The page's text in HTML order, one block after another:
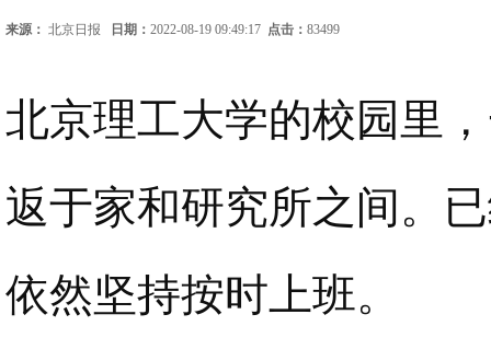
来源： 北京日报 日期： 2022-08-19 09:49:17 点击： 83499
北京理工大学的校园里
返于家和研究所之间。
依然坚持按时上班。